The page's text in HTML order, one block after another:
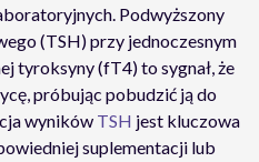
Podwyższony
(TSH) przy jednoczesnym
tyroksyny (fT4) to sygnał, że
próbując pobudzić ją do
wyników TSH jest kluczowa
suplementacji lub